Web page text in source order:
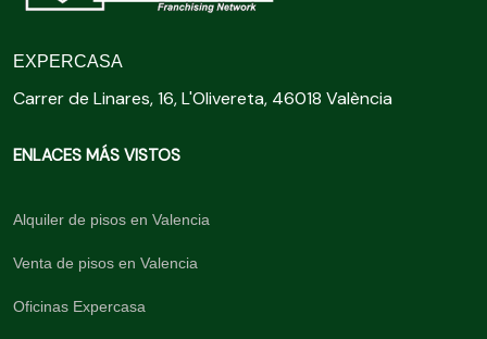
EXPERCASA
Carrer de Linares, 16, L'Olivereta, 46018 València
ENLACES MÁS VISTOS
Alquiler de pisos en Valencia
Venta de pisos en Valencia
Oficinas Expercasa